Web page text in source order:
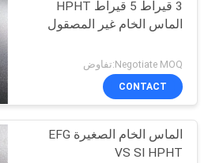
3 قيراط 5 قيراط HPHT
الماس الخام غير المصقول
Negotiate MOQ:تفاوض
CONTACT
الماس الخام الصغيرة EFG
VS SI HPHT